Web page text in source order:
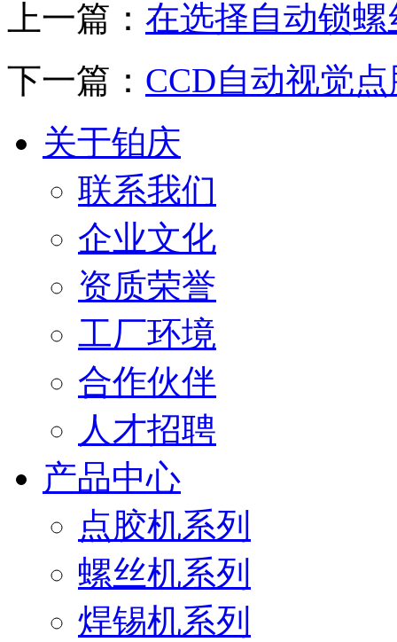
上一篇： 在选择自动锁
下一篇： CCD自动视觉
关于铂庆
联系我们
企业文化
资质荣誉
工厂环境
合作伙伴
人才招聘
产品中心
点胶机系列
螺丝机系列
焊锡机系列